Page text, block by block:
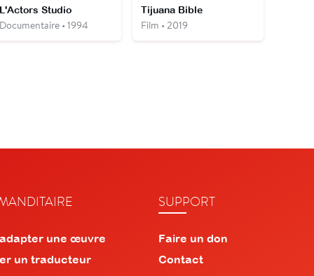
Studio
• 1994
Tijuana Bible
Film • 2019
une œuvre
un traducteur
SUPPORT
Faire un don
Contact